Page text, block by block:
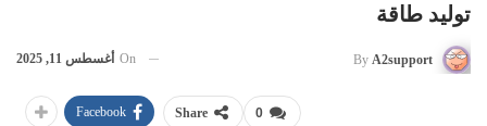
توليد طاقة
By A2support
On أغسطس 11, 2025
0
Share
Facebook